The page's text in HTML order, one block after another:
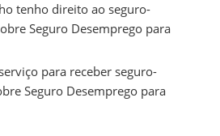
tenho direito ao seguro-
Seguro Desemprego para
para receber seguro-
Seguro Desemprego para